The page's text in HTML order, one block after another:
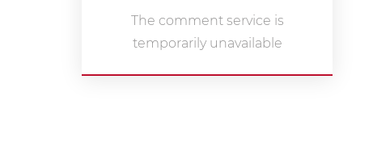
The comment service is
temporarily unavailable